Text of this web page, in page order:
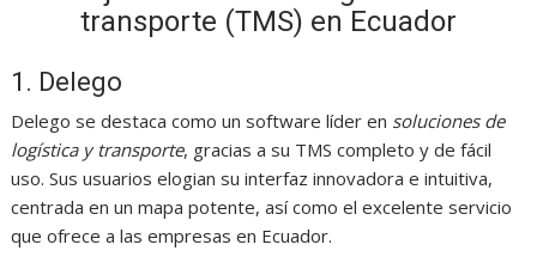
transporte (TMS) en Ecuador
1. Delego
Delego se destaca como un software líder en soluciones de
logística y transporte, gracias a su TMS completo y de fácil
uso. Sus usuarios elogian su interfaz innovadora e intuitiva,
centrada en un mapa potente, así como el excelente servicio
que ofrece a las empresas en Ecuador.